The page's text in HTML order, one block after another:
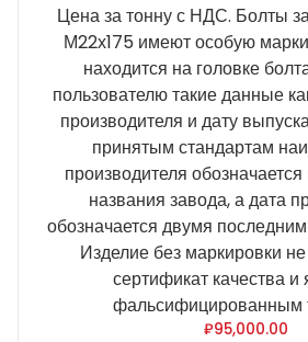
Цена за тонну с НДС. Болты
М22х175 имеют особую
находится на головке
пользователю такие данные
производителя и дату
принятым стандартам
производителя
названия завода, а дата
обозначается двумя
Изделие без маркировки
сертификат качества и
фальсифицированным
₽95,000.00